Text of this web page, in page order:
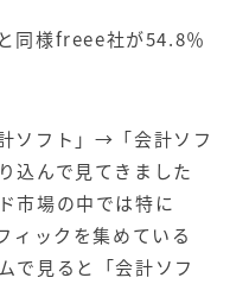
同様freee社が54.8％
ソフト」→「会計ソフ
込んで見てきました
市場の中では特に
ィックを集めている
で見ると「会計ソフ